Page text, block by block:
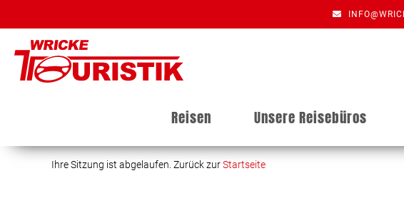
Reisen Unsere Reisebüros
Ihre Sitzung ist abgelaufen. Zurück zurStartseite